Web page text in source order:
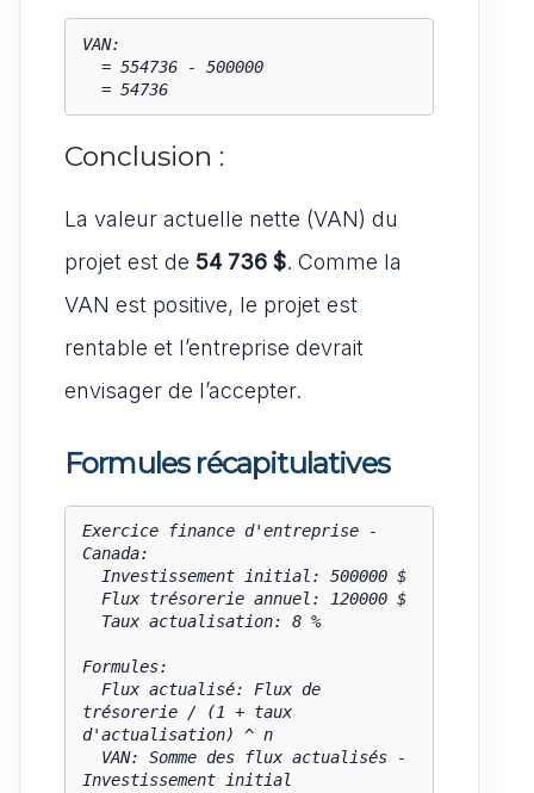
VAN:
  = 54736
Conclusion :
La valeur actuelle nette (VAN) du
projet est de 54 736 $. Comme la
VAN est positive, le projet est
rentable et l’entreprise devrait
envisager de l’accepter.
Formules récapitulatives
Exercice finance d'entreprise -
Canada:
Formules:
trésorerie / (1 + taux
d'actualisation) ^ n
Investissement initial